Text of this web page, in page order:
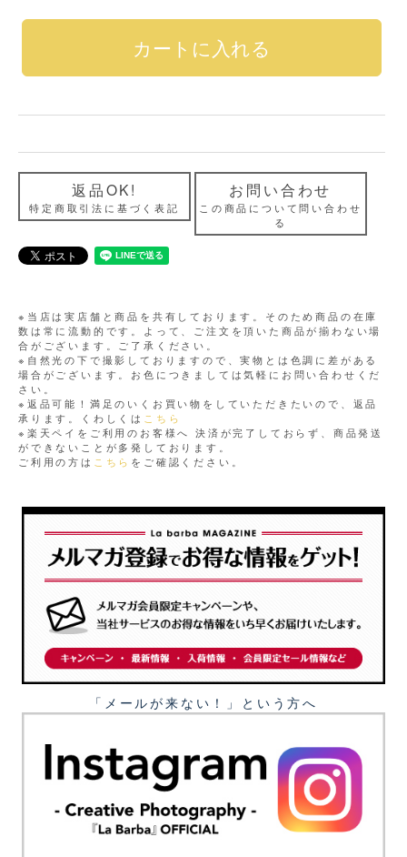
返品OK!
特定商取引法に基づく表記
お問い合わせ
この商品について問い合わせ
る
※当店は実店舗と商品を共有しております。そのため商品の在庫
数は常に流動的です。よって、ご注文を頂いた商品が揃わない場
合がございます。ご了承ください。
※自然光の下で撮影しておりますので、実物とは色調に差がある
場合がございます。お色につきましては気軽にお問い合わせくだ
さい。
※返品可能！満足のいくお買い物をしていただきたいので、返品
承ります。くわしくは こちら
※楽天ペイをご利用のお客様へ 決済が完了しておらず、商品発送
ができないことが多発しております。
ご利用の方は こちら をご確認ください。
「メールが来ない！」という⽅へ